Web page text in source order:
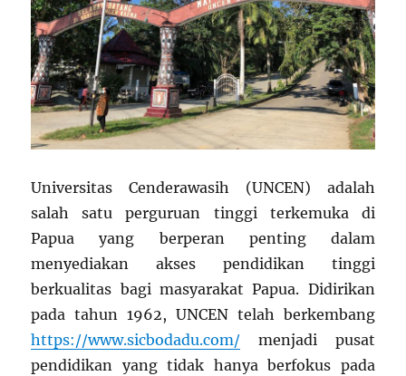
Universitas Cenderawasih (UNCEN) adalah
salah satu perguruan tinggi terkemuka di
Papua yang berperan penting dalam
menyediakan akses pendidikan tinggi
berkualitas bagi masyarakat Papua. Didirikan
pada tahun 1962, UNCEN telah berkembang
https://www.sicbodadu.com/ menjadi pusat
pendidikan yang tidak hanya berfokus pada